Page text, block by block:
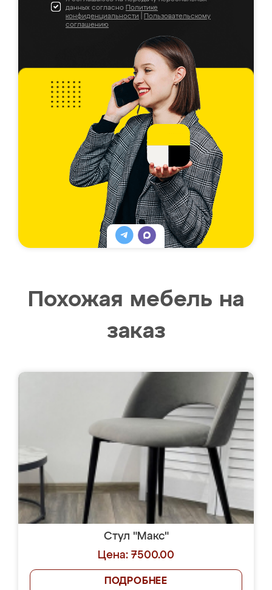
данных согласно Политике
конфиденциальности
Пользовательскому
соглашению
Похожая мебель на
заказ
Стул "Макс"
Цена: 7500.00
ПОДРОБНЕЕ